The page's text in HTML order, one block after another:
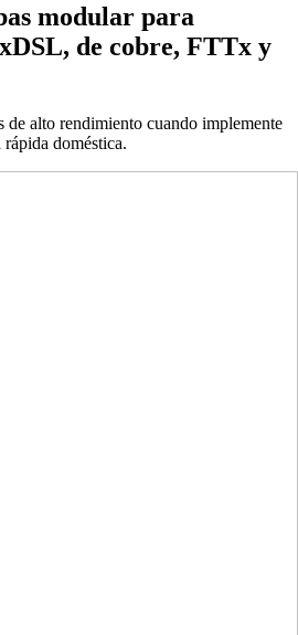
modular para
de cobre, FTTx y
de alto rendimiento cuando implemente
doméstica.